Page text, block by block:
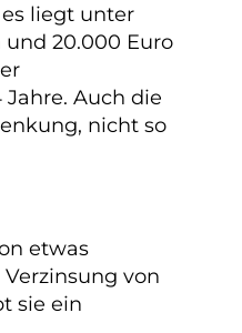
liegt unter
20.000 Euro
Auch die
nicht so
etwas
von
sie ein